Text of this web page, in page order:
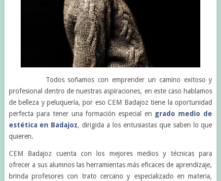
Todos soñamos con emprender un camino exitoso y
profesional dentro de nuestras aspiraciones, en este caso hablamos
de belleza y peluquería, por eso CEM Badajoz tiene la oportunidad
perfecta para tener una formación especial en grado medio de
estética en Badajoz, dirigida a los entusiastas que saben lo que
quieren.
CEM Badajoz cuenta con los mejores medios y técnicas para
ofrecer a sus alumnos las herramientas más eficaces de aprendizaje,
brinda profesores con trato cercano y especializado en materia,